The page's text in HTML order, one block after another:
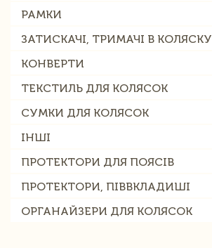
РАМКИ
ЗАТИСКАЧІ, ТРИМАЧІ В КОЛЯСКУ
КОНВЕРТИ
ТЕКСТИЛЬ ДЛЯ КОЛЯСОК
СУМКИ ДЛЯ КОЛЯСОК
ІНШІ
ПРОТЕКТОРИ ДЛЯ ПОЯСІВ
ПРОТЕКТОРИ, ПІВВКЛАДИШІ
ОРГАНАЙЗЕРИ ДЛЯ КОЛЯСОК